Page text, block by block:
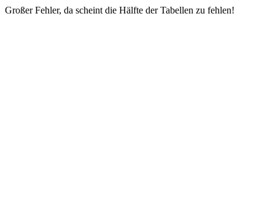
Großer Fehler, da scheint die Hälfte der Tabellen zu fehlen!